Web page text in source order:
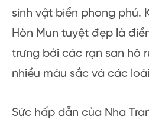
sinh vật biển phong phú.
Hòn Mun tuyệt đẹp là
trưng bởi các rạn san hô
nhiều màu sắc và các
Sức hấp dẫn của Nha